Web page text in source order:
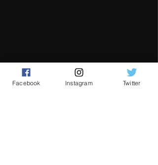
Facebook Instagram Twitter